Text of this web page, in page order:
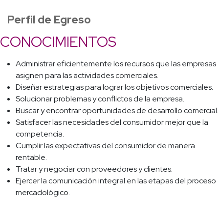
Perfil de Egreso
CONOCIMIENTOS
Administrar eficientemente los recursos que las empresas
asignen para las actividades comerciales.
Diseñar estrategias para lograr los objetivos comerciales.
Solucionar problemas y conflictos de la empresa.
Buscar y encontrar oportunidades de desarrollo comercial.
Satisfacer las necesidades del consumidor mejor que la
competencia.
Cumplir las expectativas del consumidor de manera
rentable.
Tratar y negociar con proveedores y clientes.
Ejercer la comunicación integral en las etapas del proceso
mercadológico.